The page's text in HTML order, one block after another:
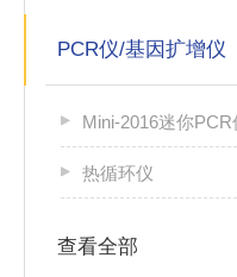
PCR仪/基因扩增仪
Mini-2016迷你PCR
热循环仪
查看全部